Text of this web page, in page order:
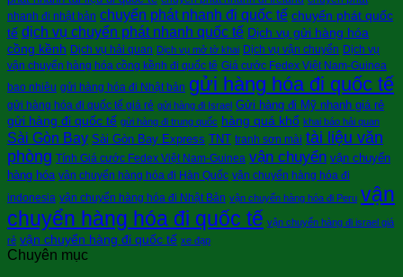
nhanh đi nhật bản chuyển phát nhanh đi quốc tế chuyển phát quốc
tế dịch vụ chuyển phát nhanh quốc tế Dịch vụ gửi hàng hóa
cồng kềnh Dịch vụ hải quan Dịch vụ mở tờ khai Dịch vụ vận chuyển Dịch vụ
vận chuyển hàng hóa cồng kềnh đi quốc tê Giá cước Fedex Việt Nam-Guinea
bao nhiêu gửi hàng hóa đi Nhật bản gửi hàng hóa đi quốc tế
gửi hàng hóa đi quốc tế giá rẻ gửi hàng đi Israel Gửi hàng đi Mỹ nhanh giá rẻ
gửi hàng đi quốc tế gửi hàng đi trung quốc hàng quá khổ khai báo hải quan
Sài Gòn Bay Sài Gòn Bay Express TNT tranh sơn mài tài liệu văn
phòng Tính Giá cước Fedex Việt Nam-Guinea vận chuyển vận chuyển
hàng hóa vận chuyển hàng hóa đi Hàn Quốc vận chuyển hàng hóa đi
indonesia vận chuyển hàng hóa đi Nhật Bản vận chuyển hàng hóa đi Peru vận
chuyển hàng hóa đi quốc tế vận chuyển hàng đi israel giá
rẻ vận chuyển hàng đi quốc tế xe đạp
Chuyên mục